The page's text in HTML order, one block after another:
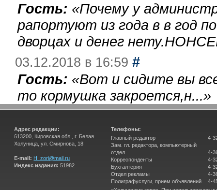
Гость: «Почему у
рапортуют из года в в год
дворцах и денег
03.12.2018 в 16:59 #
Гость: «Вот и сидите вы
то кормушка закроется,н...»
Адрес редакции:
613200, Кировская обл., г. Белая
Холуница, ул. Смирнова, 18
E-mail: H_zori@mail.ru
Индекс издания: 51982
Телефоны:
Главный редактор
Зам. гл. редактора, компьютерный
отдел
Корреспонденты
Бухгалтерия
Отдел рекламы
Полиграфуслуги, прием объявлений
4-
4-
4-
4-
4-
4-